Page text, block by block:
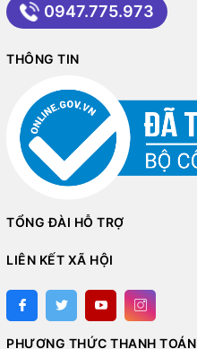
0947.775.973
THÔNG TIN
TỔNG ĐÀI HỖ TRỢ
LIÊN KẾT XÃ HỘI
PHƯƠNG THỨC THANH TOÁN